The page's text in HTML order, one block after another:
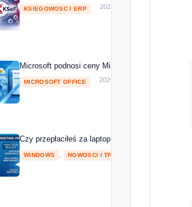
KSIEGOWOSC I ERP 2026-05-01
Microsoft podnosi ceny Microsoft 365 o 13-33%
MICROSOFT OFFICE 2026-04-08
Czy przepłaciłeś za laptopa z NPU? Microsoft
WINDOWS NOWOSCI I TRENDY